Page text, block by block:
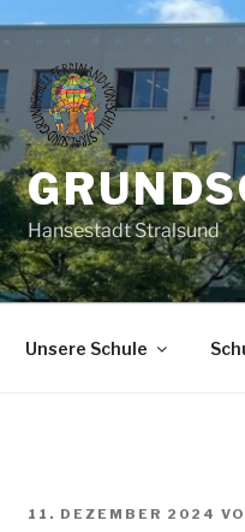
Hansestadt Stralsund
Unsere Schule
11. DEZEMBER 2024